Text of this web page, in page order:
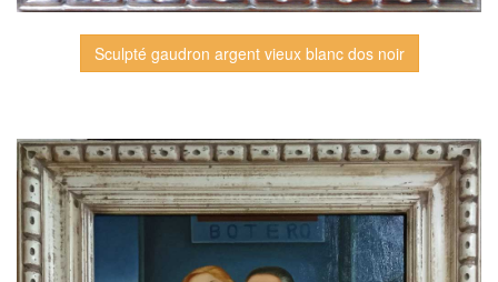
Sculpté gaudron argent vieux blanc dos noir